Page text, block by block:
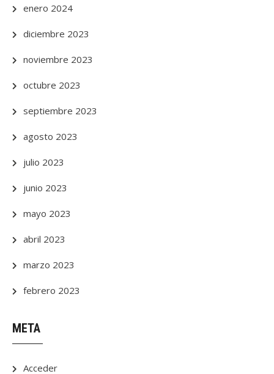
enero 2024
diciembre 2023
noviembre 2023
octubre 2023
septiembre 2023
agosto 2023
julio 2023
junio 2023
mayo 2023
abril 2023
marzo 2023
febrero 2023
META
Acceder